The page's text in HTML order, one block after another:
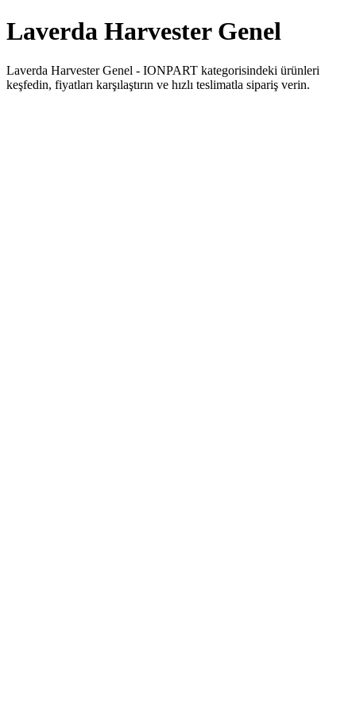
Laverda Harvester Genel
Laverda Harvester Genel - IONPART kategorisindeki ürünleri
keşfedin, fiyatları karşılaştırın ve hızlı teslimatla sipariş verin.